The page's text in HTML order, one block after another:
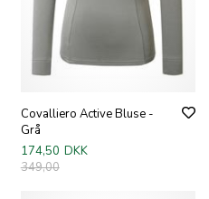
Covalliero Active Bluse -
Grå
174,50 DKK
349,00